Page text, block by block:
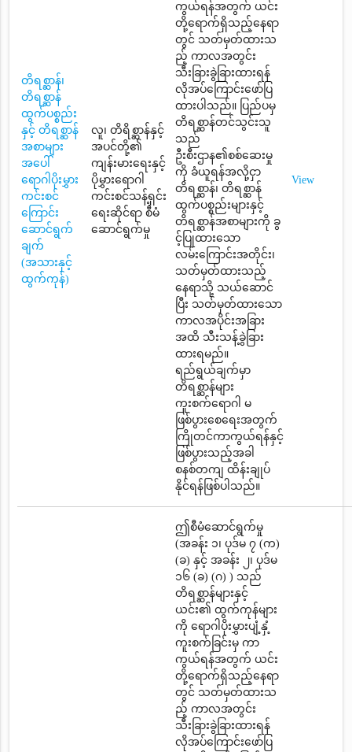
တိရစ္ဆာန်၊
တိရစ္ဆာန်
ထွက်ပစ္စည်း
နှင့် တိရစ္ဆာန်
အစာများ
အပေါ်
ရောဂါပိုးမွှား
ကင်းစင်
ကြောင်း
ဆောင်ရွက်
ချက်
(အသားနှင့်
ထွက်ကုန်)
လူ၊ တိရိစ္ဆာန်နှင့်
အပင်တို့၏
ကျန်းမားရေးနှင့်
ပိုမွှားရောဂါ
ကင်းစင်သန့်ရှင်း
ရေးဆိုင်ရာ စီမံ
ဆောင်ရွက်မှု
ကွယ်ရန်အတွက် ယင်း
တို့ရောက်ရှိသည့်နေရာ
တွင် သတ်မှတ်ထားသ
ည့် ကာလအတွင်း
သီးခြားခွဲခြားထားရန်
လိုအပ်ကြောင်းဖော်ပြ
ထားပါသည်။ ပြည်ပမှ
တိရစ္ဆာန်တင်သွင်းသူ
သည်
ဦးစီးဌာန၏စစ်ဆေးမှု
ကို ခံယူရန်အလို့ငှာ
တိရစ္ဆာန်၊ တိရစ္ဆာန်
ထွက်ပစ္စည်းများနှင့်
တိရစ္ဆာန်အစာများကို ခွ
င့်ပြုထားသော
လမ်းကြောင်းအတိုင်း၊
သတ်မှတ်ထားသည့်
နေရာသို့ သယ်ဆောင်
ပြီး သတ်မှတ်ထားသော
ကာလအပိုင်းအခြား
အထိ သီးသန့်ခွဲခြား
ထားရမည်။
ရည်ရွယ်ချက်မှာ
တိရစ္ဆာန်များ
ကူးစက်ရောဂါ မ
ဖြစ်ပွားစေရေးအတွက်
ကြိုတင်ကာကွယ်ရန်နှင့်
ဖြစ်ပွားသည့်အခါ
စနစ်တကျ ထိန်းချုပ်
နိုင်ရန်ဖြစ်ပါသည်။
View
ဤစီမံဆောင်ရွက်မှု
(အခန်း ၁၊ ပုဒ်မ ၇ (က)
(ခ) နှင့် အခန်း ၂၊ ပုဒ်မ
၁၆ (ခ) (ဂ) ) သည်
တိရစ္ဆာန်များနှင့်
ယင်း၏ ထွက်ကုန်များ
ကို ရောဂါပိုးမွှားပျံ့နှံ့
ကူးစက်ခြင်းမှ ကာ
ကွယ်ရန်အတွက် ယင်း
တို့ရောက်ရှိသည့်နေရာ
တွင် သတ်မှတ်ထားသ
ည့် ကာလအတွင်း
သီးခြားခွဲခြားထားရန်
လိုအပ်ကြောင်းဖော်ပြ